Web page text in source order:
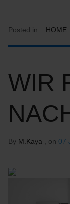
Posted in: HOME
WIR
By M.Kaya , on 07